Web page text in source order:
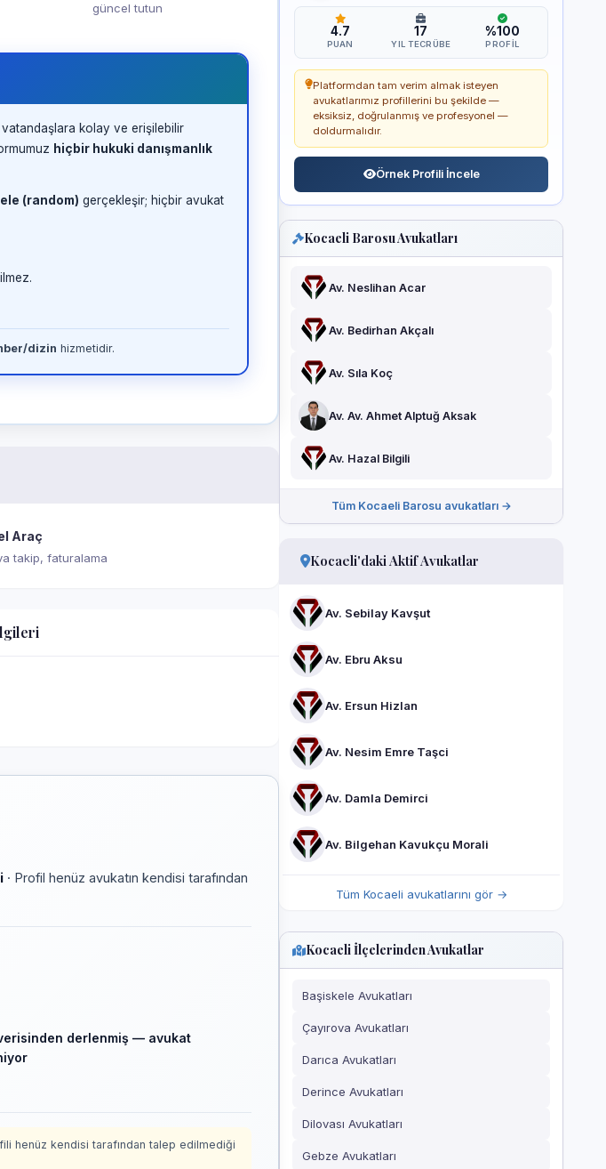
güncel tutun
vatandaşlara kolay ve erişilebilir
hiçbir hukuki danışmanlık
(random) gerçekleşir; hiçbir avukat
dizin hizmetidir.
Araç
takip, faturalama
· Profil henüz avukatın kendisi tarafından
derlenmiş — avukat
henüz kendisi tarafından talep edilmediği
4.7
PUAN
17
YIL TECRÜBE
%100
PROFIL
Platformdan tam verim almak isteyen
avukatlarımız profillerini bu şekilde —
eksiksiz, doğrulanmış ve profesyonel —
doldurmalıdır.
Örnek Profili İncele
Kocaeli Barosu Avukatları
Av. Neslihan Acar
Av. Bedirhan Akçalı
Av. Sıla Koç
Av. Av. Ahmet Alptuğ Aksak
Av. Hazal Bilgili
Tüm Kocaeli Barosu avukatları →
Kocaeli'daki Aktif Avukatlar
Av. Sebilay Kavşut
Av. Ebru Aksu
Av. Ersun Hizlan
Av. Nesim Emre Taşci
Av. Damla Demirci
Av. Bilgehan Kavukçu Morali
Tüm Kocaeli avukatlarını gör →
Kocaeli İlçelerinden Avukatlar
Başiskele Avukatları
Çayırova Avukatları
Darıca Avukatları
Derince Avukatları
Dilovası Avukatları
Gebze Avukatları